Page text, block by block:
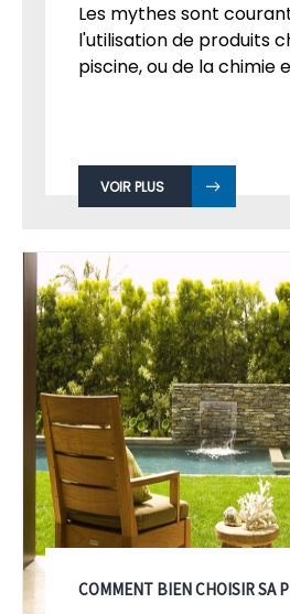
Les mythes sont
l'utilisation de produits
piscine, ou de la chimie
VOIR PLUS
COMMENT BIEN CHOISIR SA